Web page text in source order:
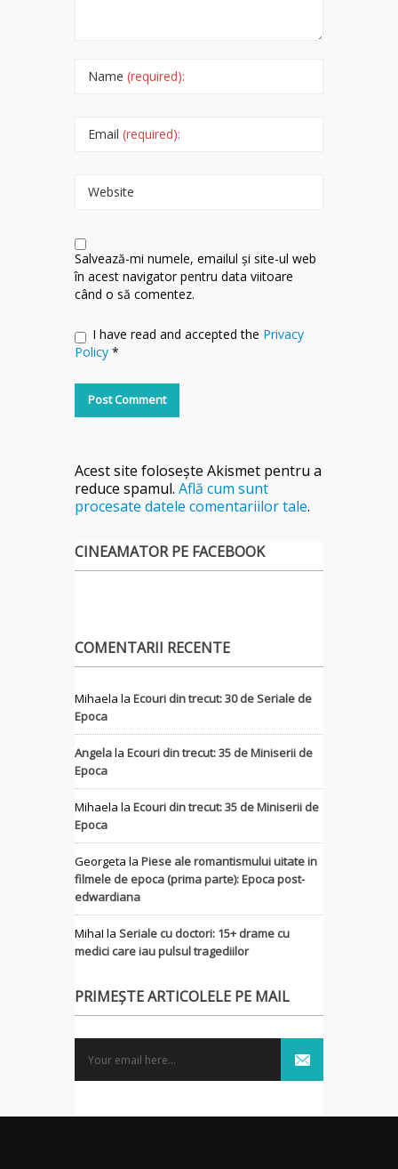
Name (required):
Email (required):
Website
Salvează-mi numele, emailul și site-ul web
în acest navigator pentru data viitoare
când o să comentez.
I have read and accepted the Privacy
Policy *
Acest site folosește Akismet pentru a
reduce spamul. Află cum sunt
procesate datele comentariilor tale.
CINEAMATOR PE FACEBOOK
COMENTARII RECENTE
Mihaela la Ecouri din trecut: 30 de Seriale de
Epoca
Angelala Ecouri din trecut: 35 de Miniserii de
Epoca
Mihaela la Ecouri din trecut: 35 de Miniserii de
Epoca
Georgeta la Piese ale romantismului uitate in
filmele de epoca (prima parte): Epoca post-
edwardiana
MihaI la Seriale cu doctori: 15+ drame cu
medici care iau pulsul tragediilor
PRIMEȘTE ARTICOLELE PE MAIL